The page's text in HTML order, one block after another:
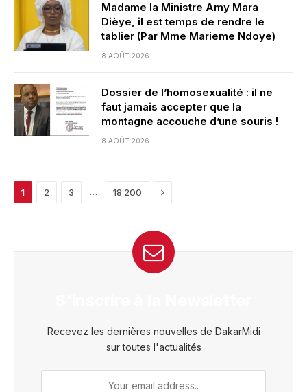
Madame la Ministre Amy Mara
Dièye, il est temps de rendre le
tablier (Par Mme Marieme Ndoye)
8 AOÛT 2026
Dossier de l’homosexualité : il ne
faut jamais accepter que la
montagne accouche d’une souris !
8 AOÛT 2026
1 2 3 … 18 200 Next
Recevez les dernières nouvelles de DakarMidi
sur toutes l'actualités